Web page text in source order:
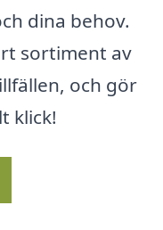
dina behov.
sortiment av
och gör
klick!